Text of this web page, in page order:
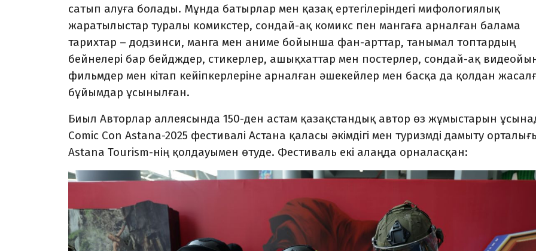
сатып алуға болады. Мұнда батырлар мен қазақ ертегілеріндегі мифологиялық
жаратылыстар туралы комикстер, сондай-ақ комикс пен мангаға арналған балама
тарихтар – додзинси, манга мен аниме бойынша фан-арттар, танымал топтардың
бейнелері бар бейдждер, стикерлер, ашықхаттар мен постерлер, сондай-ақ
фильмдер мен кітап кейіпкерлеріне арналған әшекейлер мен басқа да қолдан
бұйымдар ұсынылған.
Биыл Авторлар аллеясында 150-ден астам қазақстандық автор өз жұмыстарын
Comic Con Astana-2025 фестивалі Астана қаласы әкімдігі мен туризмді дамыту
Astana Tourism-нің қолдауымен өтуде. Фестиваль екі алаңда орналасқан: